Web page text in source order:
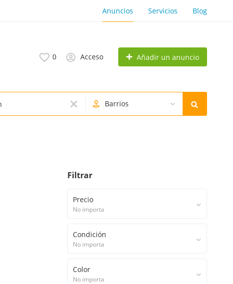
Anuncios Servicios Blog
0 Acceso Añadir un anuncio
Barrios
Filtrar
Precio
No importa
Condición
No importa
Color
No importa